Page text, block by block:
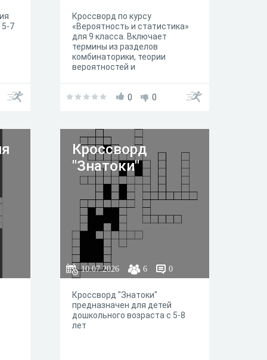
5-7
Кроссворд по курсу
«Вероятность и статистика»
для 9 класса. Включает
термины из разделов
комбинаторики, теории
вероятностей и
уроке или в качестве
0 0
Кроссворд
"Знатоки"
10.07.2026 6 0
Кроссворд "Знатоки"
предназначен для детей
дошкольного возраста с 5-8
лет